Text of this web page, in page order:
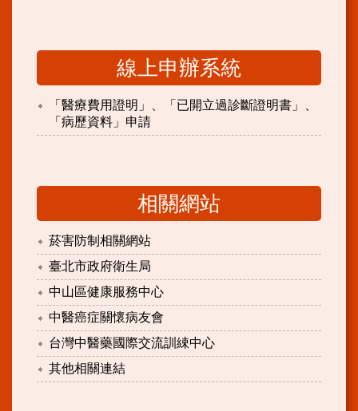
線上申辦系統
「醫療費用證明」、「已開立過診斷證明書」、
「病歷資料」申請
相關網站
菸害防制相關網站
臺北市政府衛生局
中山區健康服務中心
中醫癌症關懷病友會
台灣中醫藥國際交流訓綀中心
其他相關連結